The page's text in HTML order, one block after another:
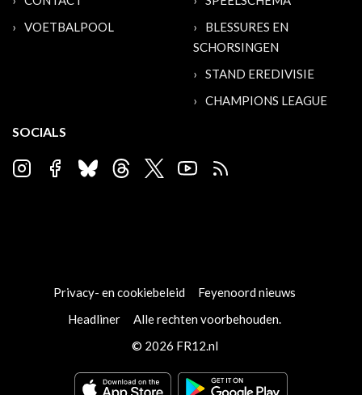
VOETBALPOOL
BLESSURES EN
SCHORSINGEN
STAND EREDIVISIE
CHAMPIONS LEAGUE
SOCIALS
Privacy- en cookiebeleid
Feyenoord nieuws
Headliner
Alle rechten voorbehouden.
© 2026 FR12.nl